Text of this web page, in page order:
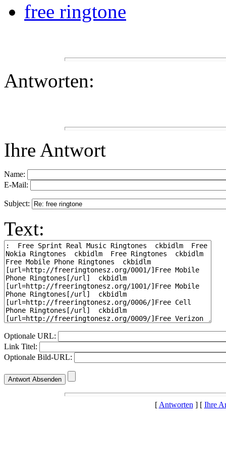
free ringtone
Antworten:
Ihre Antwort
Name:
E-Mail:
Subject:
Text:
Optionale URL:
Link Titel:
Optionale Bild-URL:
[Antworten] [ Ihre